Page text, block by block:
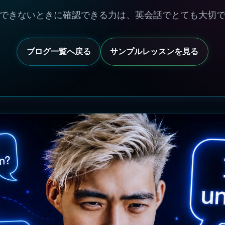
きないときに確認できる力は、英会話でとても大切
ブログ一覧へ戻る サンプルレッスンを見る